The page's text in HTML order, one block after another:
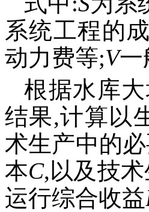
系统工程的
动力费等;V一
根据水库
结果,计算以
术生产中的
本C,以及技
运行综合收益